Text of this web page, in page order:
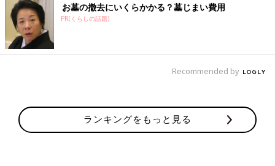
ーディネートのポイントになりそうですよね。トップスは979円
の品が550円で買えたとのこと！
お墓の撤去にいくらかかる？墓じまい費用
PR(くらしの話題)
Recommended by
ランキングをもっと見る